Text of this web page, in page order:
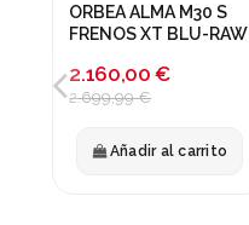
-20%
ORBEA ALMA M30 S
FRENOS XT BLU-RAW
2.160,00 €
2.699,99 €
Añadir al carrito